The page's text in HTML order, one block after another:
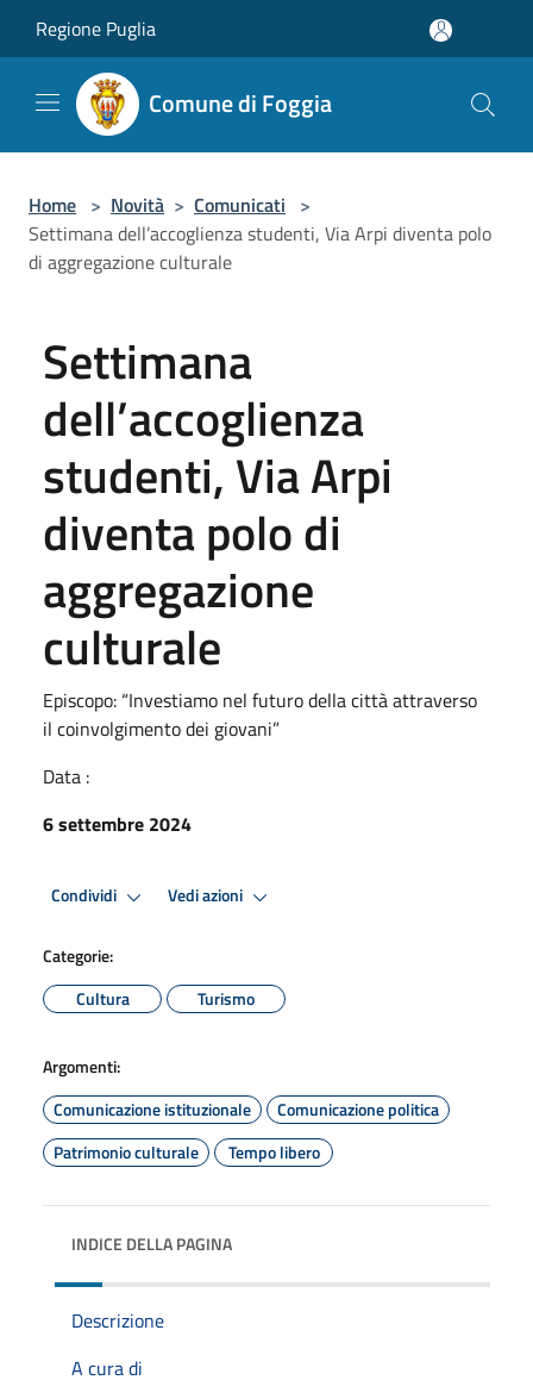
Regione Puglia
Comune di Foggia
Home > Novità > Comunicati >
Settimana dell’accoglienza studenti, Via Arpi diventa polo
di aggregazione culturale
Settimana
dell’accoglienza
studenti, Via Arpi
diventa polo di
aggregazione
culturale
Episcopo: “Investiamo nel futuro della città attraverso
il coinvolgimento dei giovani”
Data :
6 settembre 2024
Condividi Vedi azioni
Categorie:
Cultura
Turismo
Argomenti:
Comunicazione istituzionale
Comunicazione politica
Patrimonio culturale
Tempo libero
INDICE DELLA PAGINA
Descrizione
A cura di